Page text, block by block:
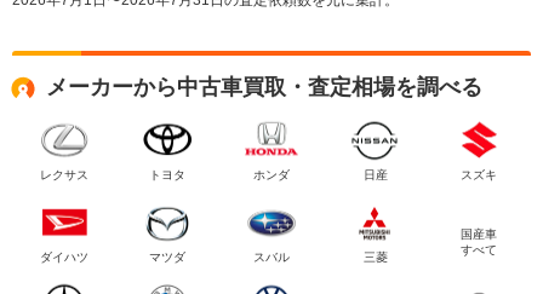
メーカーから中古車買取・査定相場を調べる
レクサス トヨタ ホンダ 日産 スズキ
ダイハツ マツダ スバル 三菱
国産車
すべて